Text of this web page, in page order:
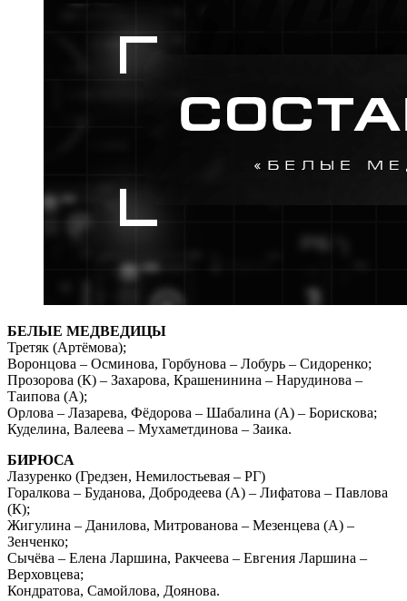
БЕЛЫЕ МЕДВЕДИЦЫ
Третяк (Артёмова);
Воронцова – Осминова, Горбунова – Лобурь – Сидоренко;
Прозорова (К) – Захарова, Крашенинина – Нарудинова –
Таипова (А);
Орлова – Лазарева, Фёдорова – Шабалина (А) – Борискова;
Куделина, Валеева – Мухаметдинова – Заика.
БИРЮСА
Лазуренко (Гредзен, Немилостьевая – РГ)
Горалкова – Буданова, Добродеева (А) – Лифатова – Павлова
(К);
Жигулина – Данилова, Митрованова – Мезенцева (А) –
Зенченко;
Сычёва – Елена Ларшина, Ракчеева – Евгения Ларшина –
Верховцева;
Кондратова, Самойлова, Доянова.